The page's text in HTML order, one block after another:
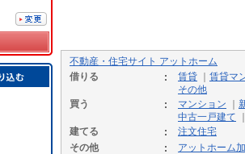
不動産・住宅サイト アットホーム
借りる
賃貸
賃貸マ
その他
買う
マンション
中古一戸建て
建てる
注文住宅
その他
アットホーム